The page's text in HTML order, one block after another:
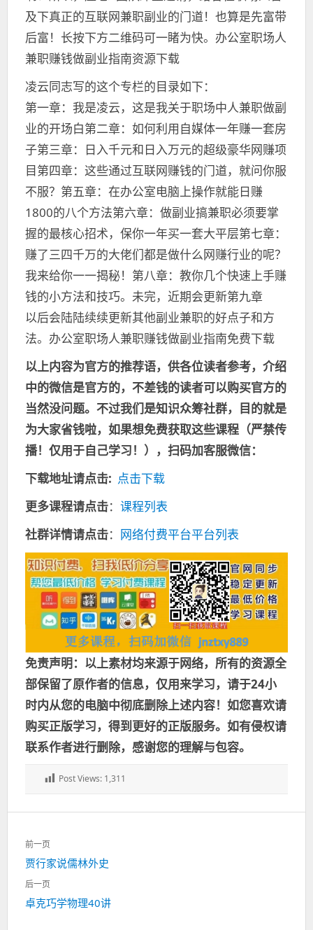
及下真正的互联网兼职副业的门道！也算是先富带
后富！长按下方二维码可一睹为快。办公室职场人
兼职赚钱做副业指南资源下载
凌云同志写的这个专栏的目录如下：
第一章：我是凌云，这是我关于职场中人兼职做副
业的开场白第二章：如何利用自媒体一年赚一套房
子第三章：日入千元和日入万元的超级豪华网赚项
目第四章：这些通过互联网赚钱的门道，就问你服
不服？第五章：在办公室电脑上操作就能日赚
1800的八个方法第六章：做副业搞兼职必须要掌
握的最核心招术，保你一年买一套大平层第七章：
赚了三四千万的大佬们都是做什么网赚行业的呢？
我来给你一一揭秘！第八章：教你几个快速上手赚
钱的小方法和技巧。未完，近期会更新第九章
以后会陆陆续续更新其他副业兼职的好点子和方
法。办公室职场人兼职赚钱做副业指南免费下载
以上内容为官方的推荐语，供各位读者参考，介绍
中的微信是官方的，不差钱的读者可以购买官方的
当然没问题。不过我们是知识众筹社群，目的就是
为大家省钱啦，如果想免费获取这些课程（严禁传
播！仅用于自己学习！），扫码加客服微信：
下载地址请点击: 点击下载
更多课程请点击： 课程列表
社群详情请点击： 网络付费平台平台列表
免责声明：以上素材均来源于网络，所有的资源全
部保留了原作者的信息，仅用来学习，请于24小
时内从您的电脑中彻底删除上述内容！如您喜欢请
购买正版学习，得到更好的正版服务。如有侵权请
联系作者进行删除，感谢您的理解与包容。
Post Views: 1,311
文
章
导
航
前一页
上
一
贾行家说儒林外史
后一页
下
卓克巧学物理40讲